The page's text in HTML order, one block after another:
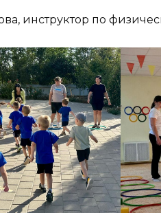
инструктор по